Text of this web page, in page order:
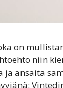
on
niin
ansaita